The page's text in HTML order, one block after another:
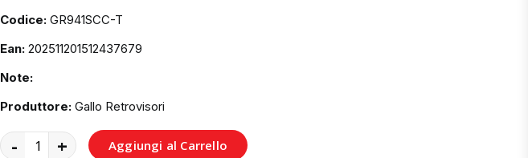
Codice: GR941SCC-T
Ean: 202511201512437679
Note:
Produttore: Gallo Retrovisori
- + Aggiungi al Carrello